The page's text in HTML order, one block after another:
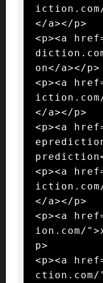
</a></p>
<p><a
on</a></p>
<p><a
</a></p>
<p><a
<p><a
</a></p>
<p><a
ion.com/
p>
<p><a